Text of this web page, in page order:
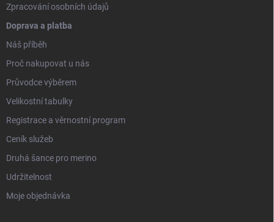
Zpracování osobních údajů
Doprava a platba
Náš příběh
Proč nakupovat u nás
Průvodce výběrem
Velikostní tabulky
Registrace a věrnostní program
Ceník služeb
Druhá šance pro merino
Udržitelnost
Moje objednávka